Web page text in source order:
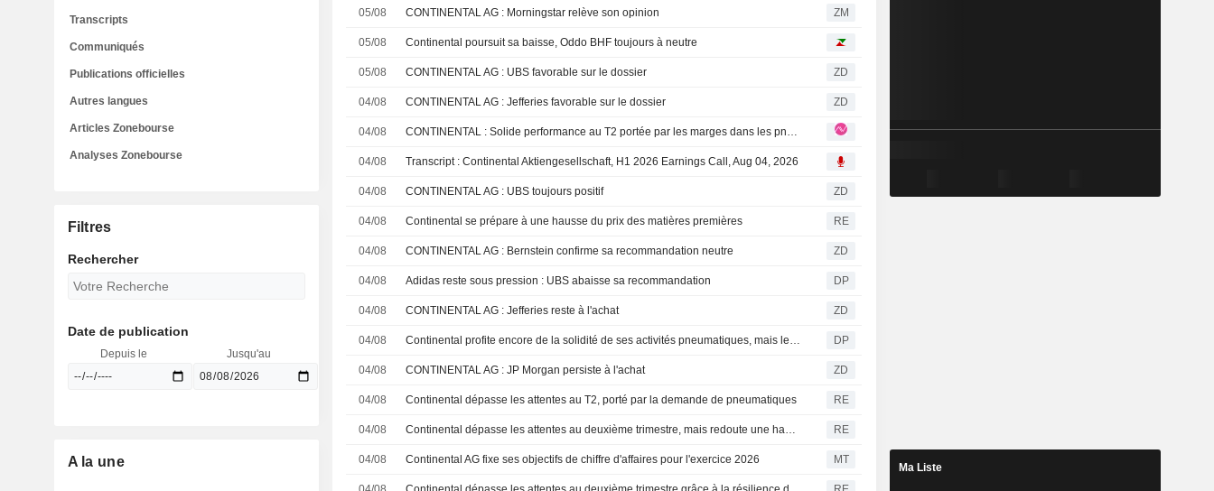
05/08 CONTINENTAL AG : Morningstar relève son opinion ZM
05/08 Continental poursuit sa baisse, Oddo BHF toujours à neutre
05/08 CONTINENTAL AG : UBS favorable sur le dossier ZD
04/08 CONTINENTAL AG : Jefferies favorable sur le dossier ZD
04/08 CONTINENTAL : Solide performance au T2 portée par les marges dans les pneumatiques ; objectifs confirmés sur fond de cession de ContiTech
04/08 Transcript : Continental Aktiengesellschaft, H1 2026 Earnings Call, Aug 04, 2026
04/08 CONTINENTAL AG : UBS toujours positif ZD
04/08 Continental se prépare à une hausse du prix des matières premières RE
04/08 CONTINENTAL AG : Bernstein confirme sa recommandation neutre ZD
04/08 Adidas reste sous pression : UBS abaisse sa recommandation DP
04/08 CONTINENTAL AG : Jefferies reste à l'achat ZD
04/08 Continental profite encore de la solidité de ses activités pneumatiques, mais le Moyen-Orient pèse désormais DP
04/08 CONTINENTAL AG : JP Morgan persiste à l'achat ZD
04/08 Continental dépasse les attentes au T2, porté par la demande de pneumatiques RE
04/08 Continental dépasse les attentes au deuxième trimestre, mais redoute une hausse du coût des matières premières RE
04/08 Continental AG fixe ses objectifs de chiffre d'affaires pour l'exercice 2026 MT
Transcripts
Communiqués
Publications officielles
Autres langues
Articles Zonebourse
Analyses Zonebourse
Filtres
Rechercher
Date de publication
Depuis le Jusqu'au
A la une Ma Liste